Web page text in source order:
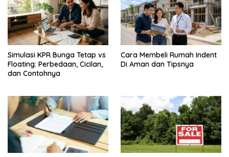
Simulasi KPR Bunga Tetap vs
Floating: Perbedaan, Cicilan,
dan Contohnya
Cara Membeli Rumah Indent
Di Aman dan Tipsnya